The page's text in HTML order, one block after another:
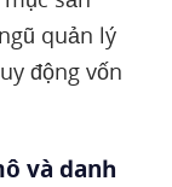
quản lý
động vốn
và danh